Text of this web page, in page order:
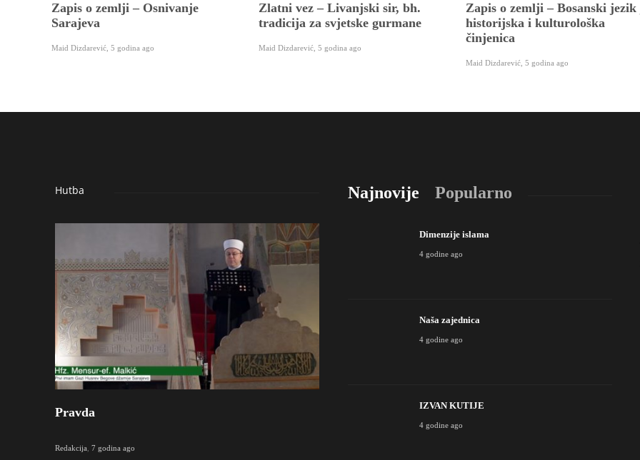
Zapis o zemlji – Osnivanje
Sarajeva
Maid Dizdarević 5 godina ago
Zlatni vez – Livanjski sir, bh.
tradicija za svjetske gurmane
Maid Dizdarević 5 godina ago
Zapis o zemlji – Bosanski jezik
historijska i kulturološka
činjenica
Maid Dizdarević 5 godina ago
Hutba
Pravda
Redakcija, 7 godina ago
Najnovije Popularno
Dimenzije islama
4 godine ago
Naša zajednica
4 godine ago
IZVAN KUTIJE
4 godine ago